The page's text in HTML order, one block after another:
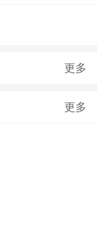
更多
更多